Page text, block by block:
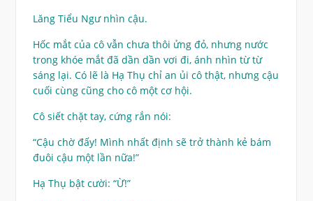
Lăng Tiểu Ngư nhìn cậu.
Hốc mắt của cô vẫn chưa thôi ửng đỏ, nhưng nước
trong khóe mắt đã dần dần vơi đi, ánh nhìn từ từ
sáng lại. Có lẽ là Hạ Thụ chỉ an ủi cô thật, nhưng cậu
cuối cùng cũng cho cô một cơ hội.
Cô siết chặt tay, cứng rắn nói:
“Cậu chờ đấy! Mình nhất định sẽ trở thành kẻ bám
đuôi cậu một lần nữa!”
Hạ Thụ bật cười: “Ừ!”